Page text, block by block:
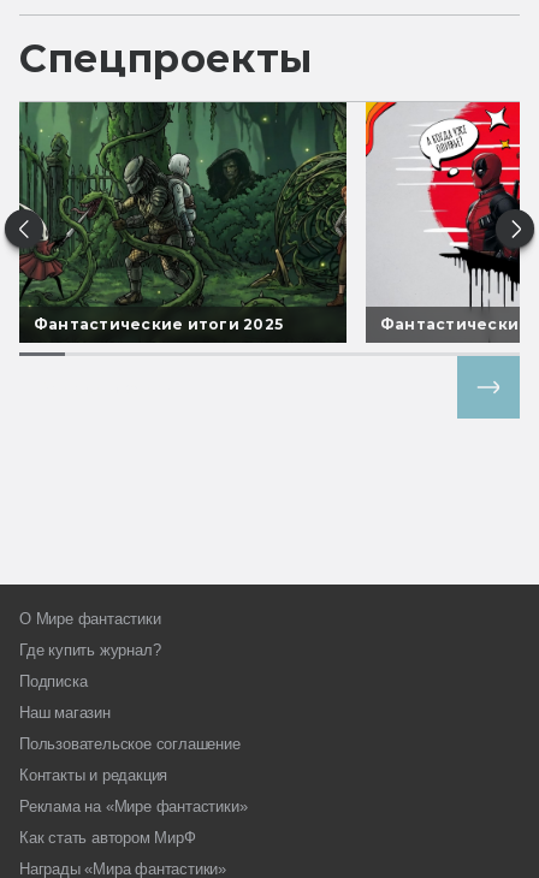
Спецпроекты
Фантастические итоги 2025 Фантастические
О Мире фантастики
Где купить журнал?
Подписка
Наш магазин
Пользовательское соглашение
Контакты и редакция
Реклама на «Мире фантастики»
Как стать автором МирФ
Награды «Мира фантастики»